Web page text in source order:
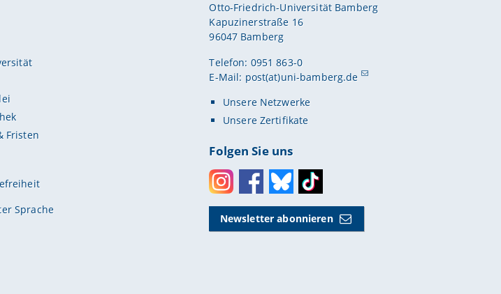
Fristen
Sprache
Otto-Friedrich-Universität Bamberg
Kapuzinerstraße 16
96047 Bamberg
Telefon: 0951 863-0
E-Mail: post(at)uni-bamberg.de
Unsere Netzwerke
Unsere Zertifikate
Folgen Sie uns
InstagramFacebookBlueskyToktok
Newsletter abonnieren